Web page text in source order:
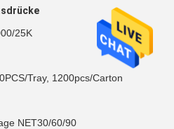
25K
Tray, 1200pcs/Carton
NET30/60/90